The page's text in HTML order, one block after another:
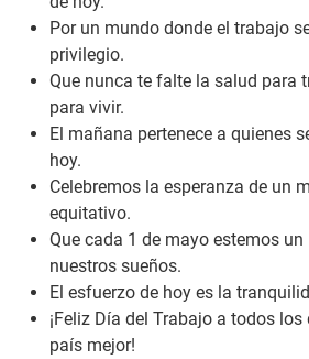
Por un mundo donde el trabajo
privilegio.
Que nunca te falte la salud para
para vivir.
El mañana pertenece a quienes
hoy.
Celebremos la esperanza de un
equitativo.
Que cada 1 de mayo estemos
nuestros sueños.
El esfuerzo de hoy es la
¡Feliz Día del Trabajo a todos
país mejor!